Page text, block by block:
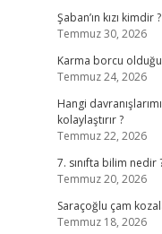
Şaban’ın kızı kimdir ?
Temmuz 30, 2026
Karma borcu olduğu
Temmuz 24, 2026
Hangi
kolaylaştırır ?
Temmuz 22, 2026
7. sınıfta bilim nedir
Temmuz 20, 2026
Saraçoğlu çam
Temmuz 18, 2026